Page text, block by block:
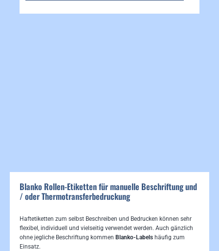
Blanko Rollen-Etiketten für manuelle Beschriftung und
/ oder Thermotransferbedruckung
Haftetiketten zum selbst Beschreiben und Bedrucken können sehr
flexibel, individuell und vielseitig verwendet werden. Auch gänzlich
ohne jegliche Beschriftung kommen Blanko-Labels häufig zum
Einsatz.